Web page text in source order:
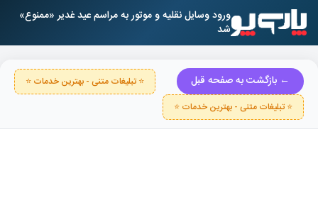
ورود وسایل نقلیه و موتور به مراسم عید غدیر «ممنوع»
شد
← بازگشت به صفحه قبل
⭐ تبلیغات متنی - بهترین خدمات ⭐
⭐ تبلیغات متنی - بهترین خدمات ⭐